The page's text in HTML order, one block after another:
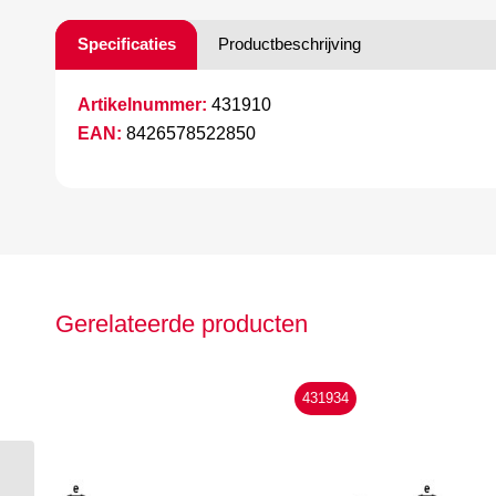
Specificaties Productbeschrijving
Artikelnummer: 431910
EAN: 8426578522850
Gerelateerde producten
431934